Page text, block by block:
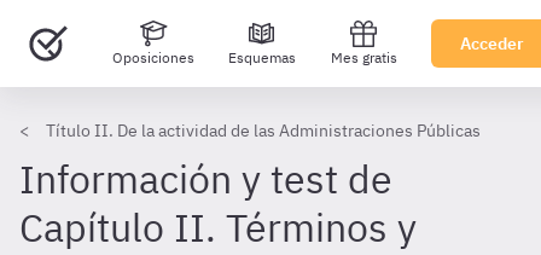
Oposiciones Esquemas Mes gratis
Acceder
Título II. De la actividad de las Administraciones Públicas
Información y test de
Capítulo II. Términos y